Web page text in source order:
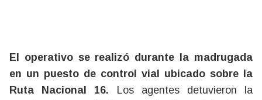
El operativo se realizó durante la madrugada
en un puesto de control vial ubicado sobre la
Ruta Nacional 16. Los agentes detuvieron la